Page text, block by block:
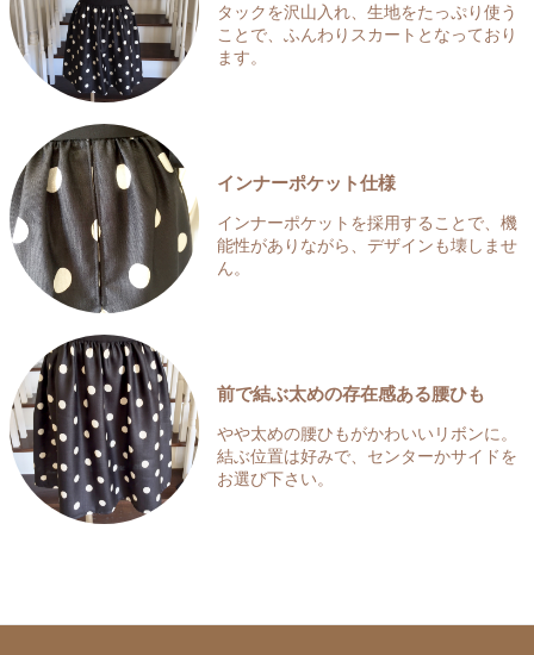
タックを沢山入れ、生地をたっぷり使う
ことで、ふんわりスカートとなっており
ます。
インナーポケット仕様
インナーポケットを採用することで、機
能性がありながら、デザインも壊しませ
ん。
前で結ぶ太めの存在感ある腰ひも
やや太めの腰ひもがかわいいリボンに。
結ぶ位置は好みで、センターかサイドを
お選び下さい。